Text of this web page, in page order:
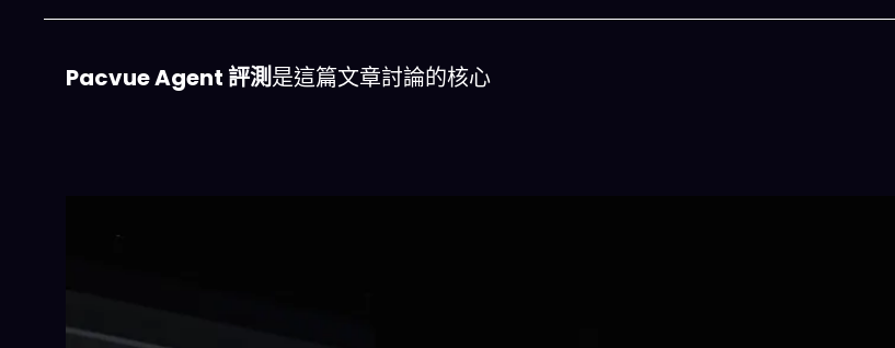
Pacvue Agent 評測是這篇文章討論的核心